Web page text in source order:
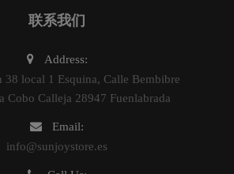
联系我们
Address:
38 local 1 Esquina, Calle Bembibre
Cobo Calleja 28947 Fuenlabrada
Email:
info@sunjoystore.es